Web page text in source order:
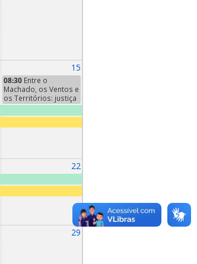
15
08:30 Entre o
Machado, os Ventos e
os Territórios: justiça
climática e
reconhecimento
22
29